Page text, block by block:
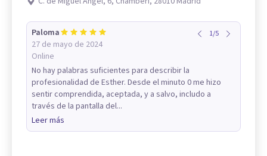
Paloma
27 de mayo de 2024
Online
1/5
No hay palabras suficientes para describir la
profesionalidad de Esther. Desde el minuto 0 me hizo
sentir comprendida, aceptada, y a salvo, includo a
través de la pantalla del...
Leer más